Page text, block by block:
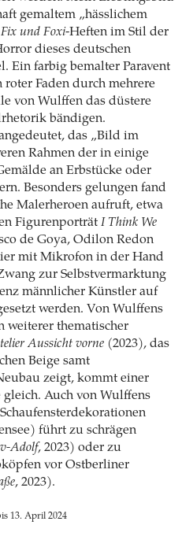
gemaltem „hässlichem
Fix und Foxi-Heften im Stil der
dieses deutschen
Ein farbig bemalter Paravent
Faden durch mehrere
von Wulffen das düstere
bändigen.
das „Bild im
Rahmen der in einige
an Erbstücke oder
Besonders gelungen fand
Malerheroen aufruft, etwa
Figurenporträt I Think We
de Goya, Odilon Redon
mit Mikrofon in der Hand
zur Selbstvermarktung
männlicher Künstler auf
werden. Von Wulffens
weiterer thematischer
Aussicht vorne (2023), das
Beige samt
zeigt, kommt einer
gleich. Auch von Wulffens
führt zu schrägen
Adolf, 2023) oder zu
vor Ostberliner
, 2023).
13. April 2024